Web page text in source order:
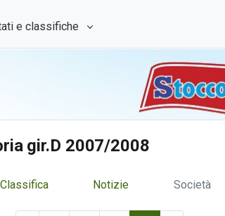
e classifiche
gir.D 2007/2008
Classifica Notizie Società